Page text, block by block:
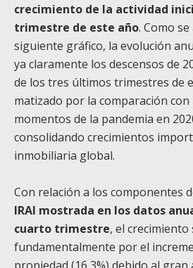
crecimiento de la actividad
trimestre de este año. Como
siguiente gráfico, la evolución
ya claramente los descensos de
de los tres últimos trimestres de
matizado por la comparación
momentos de la pandemia en
consolidando crecimientos
inmobiliaria global.
Con relación a los componentes
IRAI mostrada en los datos
cuarto trimestre, el
fundamentalmente por el